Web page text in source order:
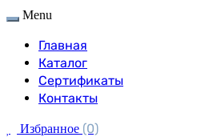
Menu
Главная
Каталог
Сертификаты
Контакты
Избранное (0)